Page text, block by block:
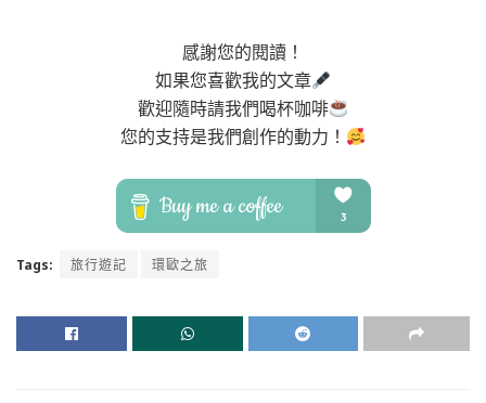
感謝您的閱讀！
如果您喜歡我的文章
歡迎隨時請我們喝杯咖啡
您的支持是我們創作的動力！
Tags: 旅行遊記 環歐之旅